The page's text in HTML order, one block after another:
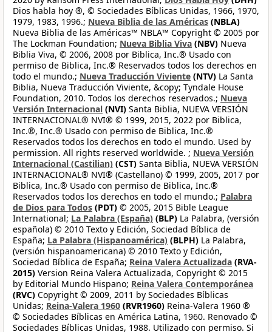
Dios habla hoy ®, © Sociedades Bíblicas Unidas, 1966, 1970,
1979, 1983, 1996.; Nueva Biblia de las Américas (NBLA)
Nueva Biblia de las Américas™ NBLA™ Copyright © 2005 por
The Lockman Foundation; Nueva Biblia Viva (NBV) Nueva
Biblia Viva, © 2006, 2008 por Biblica, Inc.® Usado con
permiso de Biblica, Inc.® Reservados todos los derechos en
todo el mundo.; Nueva Traducción Viviente (NTV) La Santa
Biblia, Nueva Traducción Viviente, &copy; Tyndale House
Foundation, 2010. Todos los derechos reservados.; Nueva
Versión Internacional (NVI) Santa Biblia, NUEVA VERSIÓN
INTERNACIONAL® NVI® © 1999, 2015, 2022 por Biblica,
Inc.®, Inc.® Usado con permiso de Biblica, Inc.®
Reservados todos los derechos en todo el mundo. Used by
permission. All rights reserved worldwide. ; Nueva Versión
Internacional (Castilian) (CST) Santa Biblia, NUEVA VERSIÓN
INTERNACIONAL® NVI® (Castellano) © 1999, 2005, 2017 por
Biblica, Inc.® Usado con permiso de Biblica, Inc.®
Reservados todos los derechos en todo el mundo.; Palabra
de Dios para Todos (PDT) © 2005, 2015 Bible League
International; La Palabra (España) (BLP) La Palabra, (versión
española) © 2010 Texto y Edición, Sociedad Bíblica de
España; La Palabra (Hispanoamérica) (BLPH) La Palabra,
(versión hispanoamericana) © 2010 Texto y Edición,
Sociedad Bíblica de España; Reina Valera Actualizada (RVA-
2015) Version Reina Valera Actualizada, Copyright © 2015
by Editorial Mundo Hispano; Reina Valera Contemporánea
(RVC) Copyright © 2009, 2011 by Sociedades Bíblicas
Unidas; Reina-Valera 1960 (RVR1960) Reina-Valera 1960 ®
© Sociedades Bíblicas en América Latina, 1960. Renovado ©
Sociedades Bíblicas Unidas, 1988. Utilizado con permiso. Si